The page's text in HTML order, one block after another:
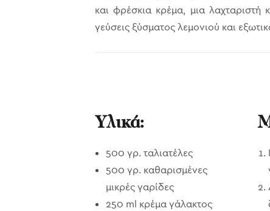
και φρέσκια κρέμα, μια λαχταριστή
γεύσεις ξύσματος λεμονιού και
Υλικά:
500 γρ. ταλιατέλες
500 γρ. καθαρισμένες
μικρές γαρίδες
250 ml κρέμα γάλακτος